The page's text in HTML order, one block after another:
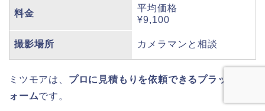
料金
平均価格
¥9,100
撮影場所 カメラマンと相談
ミツモアは、 プロに見積もりを依頼できるプラットフ
ォームです。